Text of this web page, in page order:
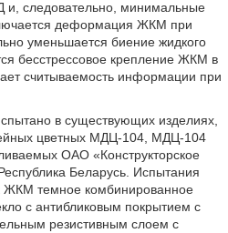
и, следовательно, минимальные
деформация ЖКМ при
уменьшается биение жидкого
бесстрессовое крепление ЖКМ в
считываемость информации при
в существующих изделиях,
цветных МДЦ-104, МДЦ-104
ОАО «Конструкторское
Беларусь. Испытания
ЖКМ темное комбинированное
с антибликовым покрытием с
резистивным слоем с